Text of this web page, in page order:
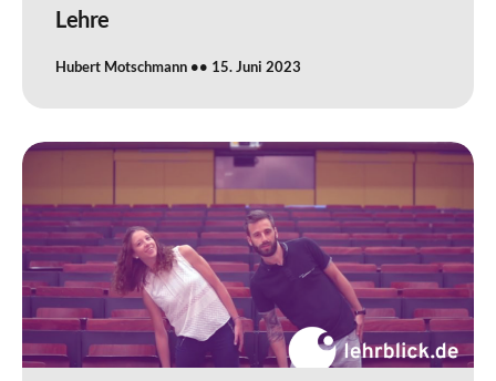
Lehre
Hubert Motschmann 15. Juni 2023